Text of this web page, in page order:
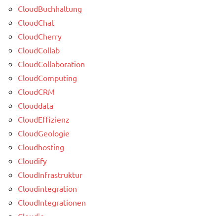
CloudBuchhaltung
CloudChat
CloudCherry
CloudCollab
CloudCollaboration
CloudComputing
CloudCRM
Clouddata
CloudEffizienz
CloudGeologie
Cloudhosting
Cloudify
CloudInfrastruktur
Cloudintegration
CloudIntegrationen